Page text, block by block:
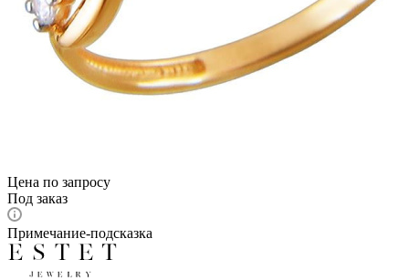
Цена по запросу
Под заказ
Примечание-подсказка